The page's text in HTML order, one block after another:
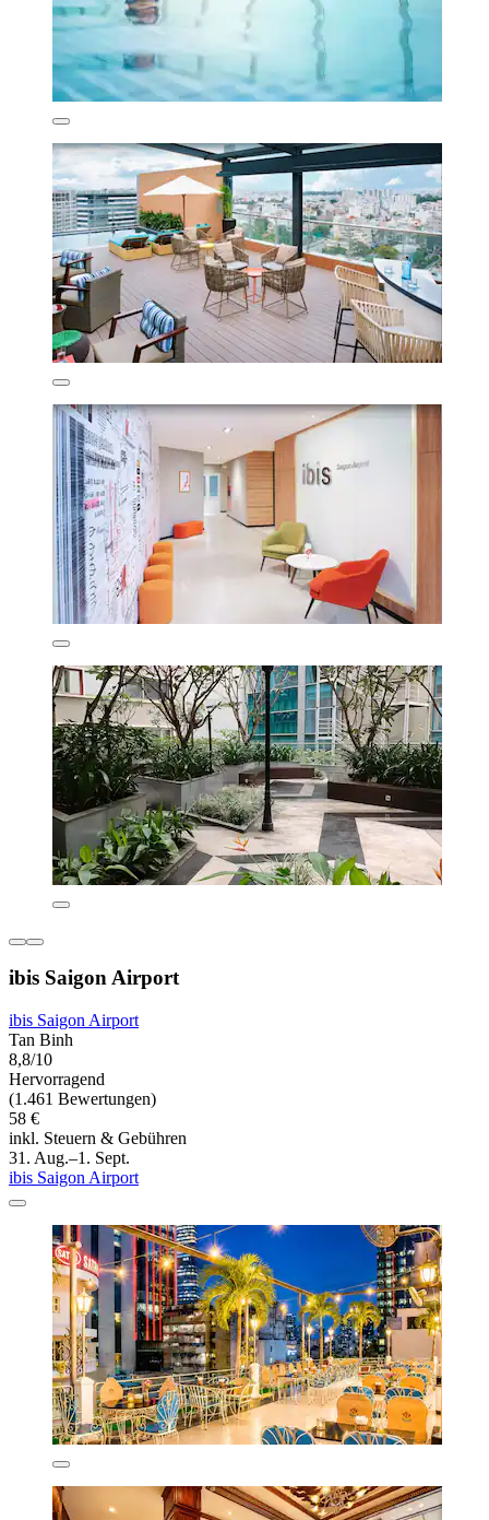
ibis Saigon Airport
ibis Saigon Airport
Tan Binh
8,8/10
Hervorragend
(1.461 Bewertungen)
58 €
inkl. Steuern & Gebühren
31. Aug.–1. Sept.
ibis Saigon Airport